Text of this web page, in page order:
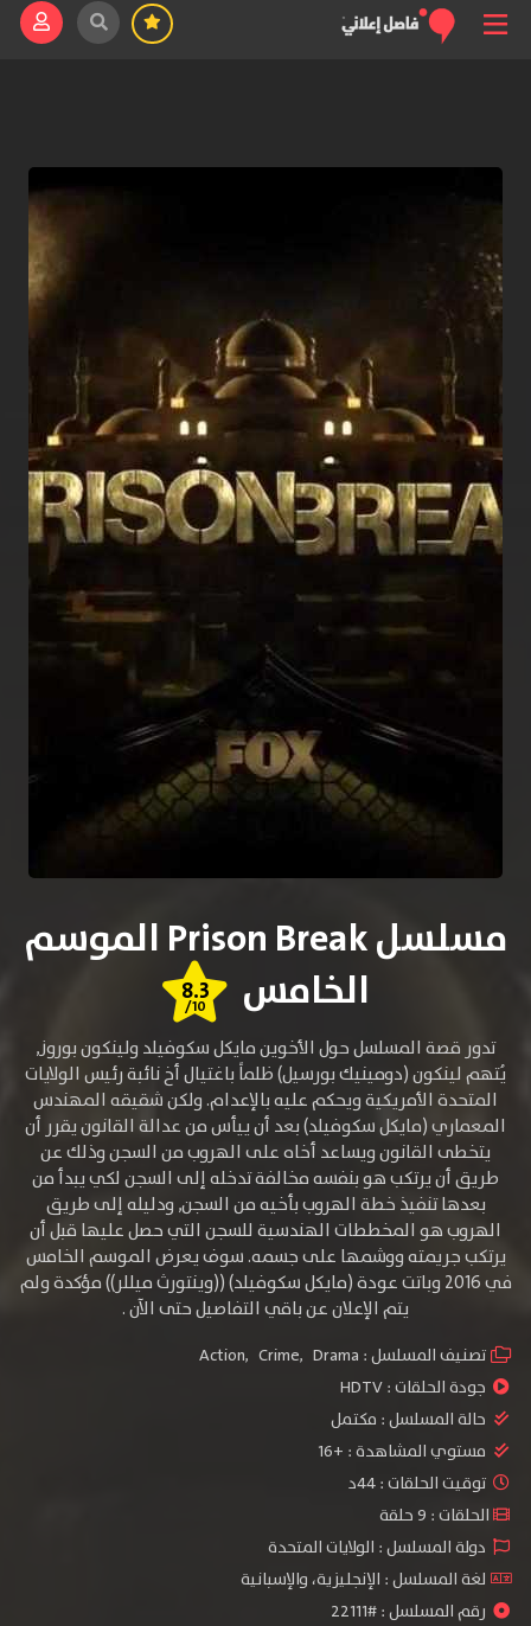
مسلسل Prison Break الموسم
الخامس
8.3
/10
تدور قصة المسلسل حول الأخوين مايكل سكوفيلد ولينكون بوروز,
يُتهم لينكون (دومينيك بورسيل) ظلماً باغتيال أخ نائبة رئيس الولايات
المتحدة الأمريكية ويحكم عليه بالإعدام. ولكن شقيقه المهندس
المعماري (مايكل سكوفيلد) بعد أن ييأس من عدالة القانون يقرر أن
يتخطى القانون ويساعد أخاه على الهروب من السجن وذلك عن
طريق أن يرتكب هو بنفسه مخالفة تدخله إلى السجن لكي يبدأ من
بعدها تنفيذ خطة الهروب بأخيه من السجن, ودليله إلى طريق
الهروب هو المخططات الهندسية للسجن التي حصل عليها قبل أن
يرتكب جريمته ووشمها على جسمه. سوف يعرض الموسم الخامس
في 2016 وباتت عودة (مايكل سكوفيلد) ((وينتورث ميللر)) مؤكدة ولم
يتم الإعلان عن باقي التفاصيل حتى الآن .
تصنيف المسلسل : Action, Crime, Drama
جودة الحلقات :HDTV
حالة المسلسل : مكتمل
مستوي المشاهدة : +16
توقيت الحلقات : 44د
الحلقات : 9 حلقة
دولة المسلسل : الولايات المتحدة
لغة المسلسل : الإنجليزية، والإسبانية
رقم المسلسل : #22111